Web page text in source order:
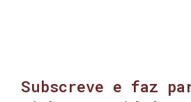
Subscreve e faz